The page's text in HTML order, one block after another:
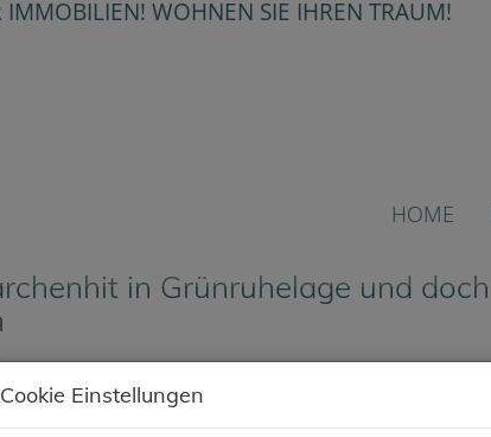
HOME
in Grünruhelage und doch
Cookie Einstellungen